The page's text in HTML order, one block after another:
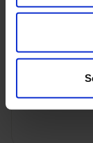
HM Puerta
Modalidad de
Presencial